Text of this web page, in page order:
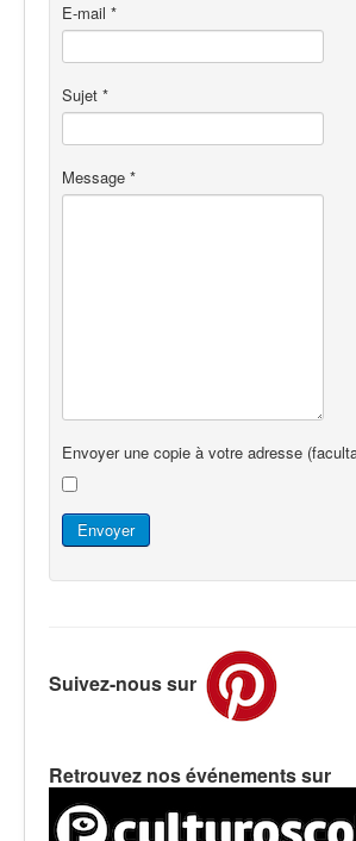
E-mail *
Sujet *
Message *
Envoyer une copie à votre adresse
Envoyer
Suivez-nous sur
Retrouvez nos événements sur